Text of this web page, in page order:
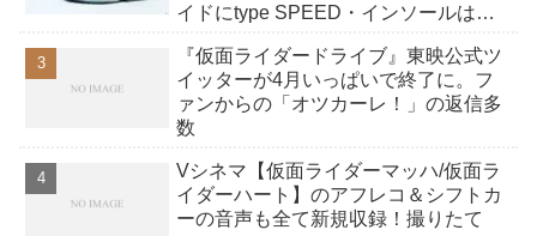
イドにtype SPEED・インソールは
現！
『仮面ライダードライブ』東映公式ツ
イッターが4月いっぱいで終了に。フ
ァンからの「オツカーレ！」の返信多
数
Vシネマ【仮面ライダーマッハ/仮面ラ
イダーハート】のアフレコ＆シフトカ
ーの音声も全て新規収録！撮りたて